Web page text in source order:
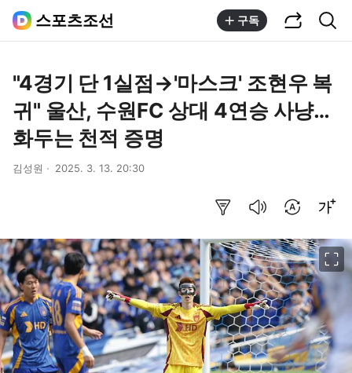
스포츠조선 구독
"4경기 단 1실점→'마스크' 조현우 복
귀" 울산, 수원FC 상대 4연승 사냥…
화두는 천적 증명
김성원 2025. 3. 13. 20:30